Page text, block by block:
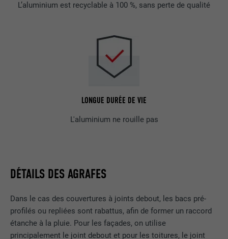
L’aluminium est recyclable à 100 %, sans perte de qualité
LONGUE DURÉE DE VIE
L'aluminium ne rouille pas
DÉTAILS DES AGRAFES
Dans le cas des couvertures à joints debout, les bacs pré-
profilés ou repliées sont rabattus, afin de former un raccord
étanche à la pluie. Pour les façades, on utilise
principalement le joint debout et pour les toitures, le joint